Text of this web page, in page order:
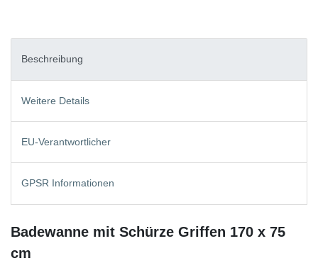
Beschreibung
Weitere Details
EU-Verantwortlicher
GPSR Informationen
Badewanne mit Schürze Griffen 170 x 75
cm